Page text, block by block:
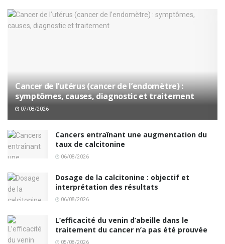
Cancer de l’utérus (cancer de l’endomètre) :
symptômes, causes, diagnostic et traitement
07/08/2026
Cancers entraînant une augmentation du
taux de calcitonine
06/08/2026
Dosage de la calcitonine : objectif et
interprétation des résultats
06/08/2026
L’efficacité du venin d’abeille dans le
traitement du cancer n’a pas été prouvée
05/08/2026